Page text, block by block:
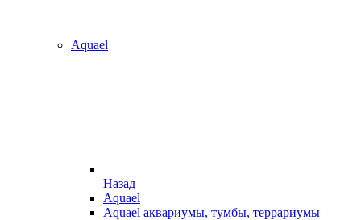
Aquael
Назад
Aquael
Aquael аквариумы, тумбы, террариумы